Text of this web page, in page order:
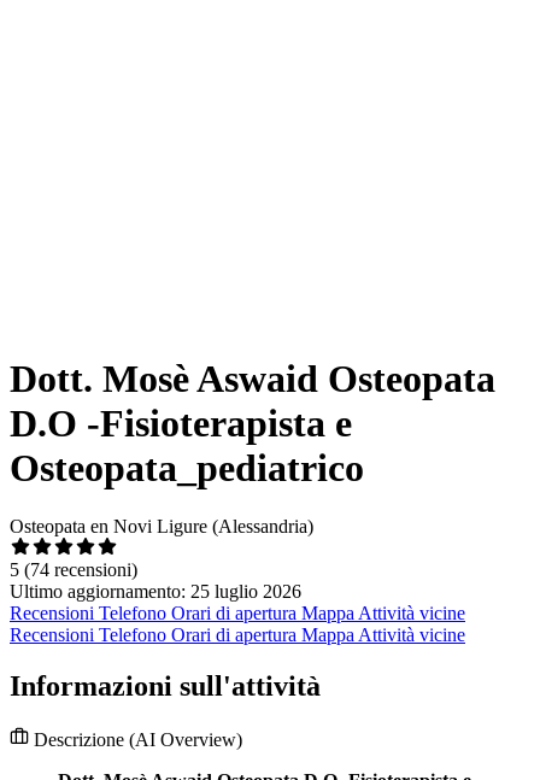
Dott. Mosè Aswaid Osteopata
D.O -Fisioterapista e
Osteopata_pediatrico
Osteopata en Novi Ligure (Alessandria)
5 (74 recensioni)
Ultimo aggiornamento: 25 luglio 2026
Recensioni Telefono Orari di apertura Mappa Attività vicine
Recensioni Telefono Orari di apertura Mappa Attività vicine
Informazioni sull'attività
Descrizione (AI Overview)